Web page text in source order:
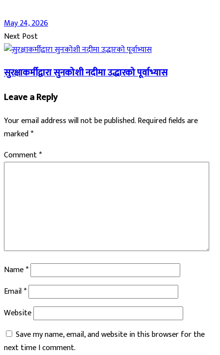
May 24, 2026
Next Post
सुरक्षाकर्मीद्वारा सुनकोशी नदीमा उद्धारको पूर्वाभ्यास
Leave a Reply
Your email address will not be published.Required fields are
marked*
Comment*
Name*
Email*
Website
Save my name, email, and website in this browser for the
next time I comment.